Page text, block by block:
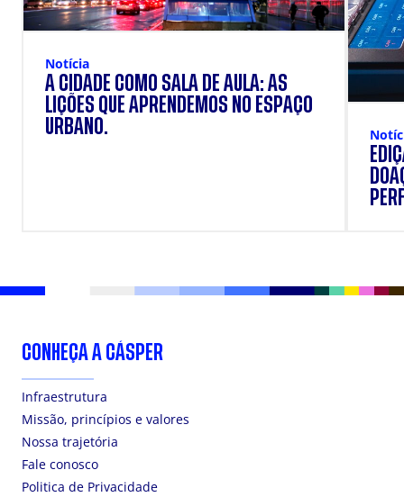
Notícia
A CIDADE COMO SALA DE AULA: AS
LIÇÕES QUE APRENDEMOS NO ESPAÇO
URBANO.
CONHEÇA A CÁSPER
Infraestrutura
Missão, princípios e valores
Nossa trajetória
Fale conosco
Politica de Privacidade